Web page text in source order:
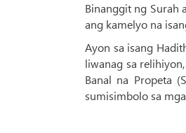
Binanggit ng Surah
ang kamelyo na
Ayon sa isang
liwanag sa
Banal na Propeta
sumisimbolo sa